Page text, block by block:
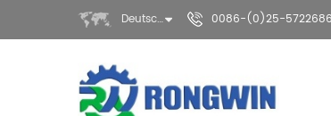
Deutsch 0086-(0)25-